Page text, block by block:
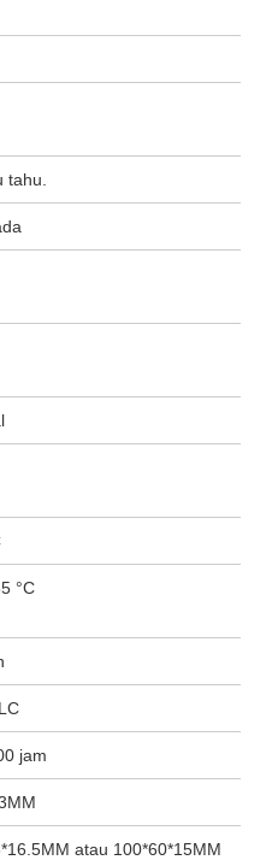
tahu.
°C
jam
atau 100*60*15MM